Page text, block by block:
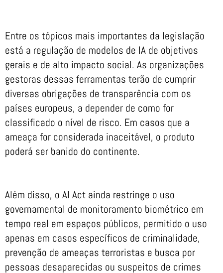
Entre os tópicos mais importantes da legislação
está a regulação de modelos de IA de objetivos
gerais e de alto impacto social. As organizações
gestoras dessas ferramentas terão de cumprir
diversas obrigações de transparência com os
países europeus, a depender de como for
classificado o nível de risco. Em casos que a
ameaça for considerada inaceitável, o produto
poderá ser banido do continente.
Além disso, o AI Act ainda restringe o uso
governamental de monitoramento biométrico em
tempo real em espaços públicos, permitido o uso
apenas em casos específicos de criminalidade,
prevenção de ameaças terroristas e busca por
pessoas desaparecidas ou suspeitos de crimes